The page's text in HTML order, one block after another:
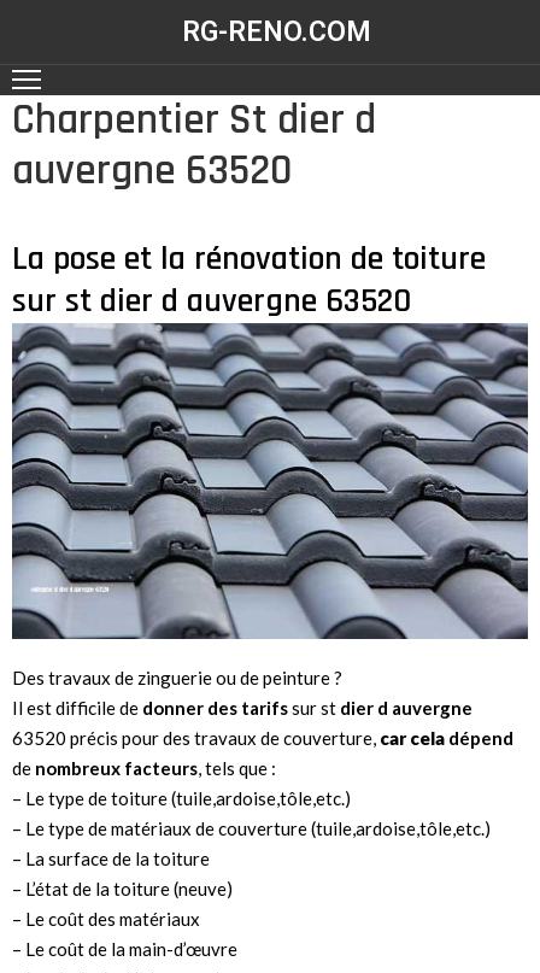
RG-RENO.COM
ACCUEIL
NOS
RÉALISATIONS
NOS
SERVICES
CONTACT
Charpentier St dier d
auvergne 63520
La pose et la rénovation de toiture
sur st dier d auvergne 63520
Des travaux de zinguerie ou de peinture ?
Il est difficile de donner des tarifssur st dier d auvergne
63520 précis pour des travaux de couverture, car cela dépend
de nombreux facteurs, tels que :
– Le type de toiture (tuile,ardoise,tôle,etc.)
– Le type de matériaux de couverture (tuile,ardoise,tôle,etc.)
– La surface de la toiture
– L’état de la toiture (neuve)
– Le coût des matériaux
– Le coût de la main-d’œuvre